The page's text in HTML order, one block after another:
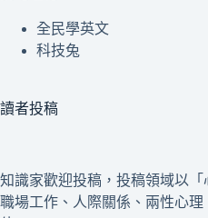
全民學英文
科技兔
讀者投稿
知識家歡迎投稿，投稿領域以「
職場工作、人際關係、兩性心